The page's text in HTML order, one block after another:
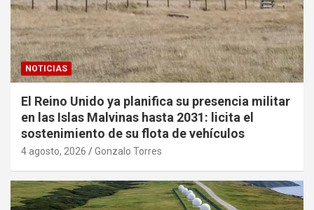
NOTICIAS
El Reino Unido ya planifica su presencia militar
en las Islas Malvinas hasta 2031: licita el
sostenimiento de su flota de vehículos
4 agosto, 2026 Gonzalo Torres